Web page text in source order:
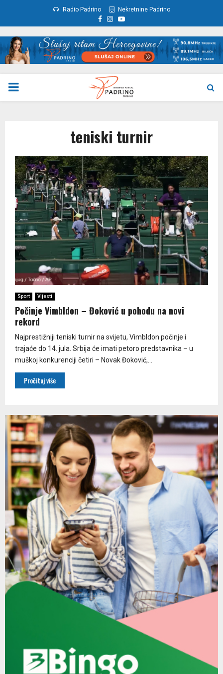
Radio Padrino Nekretnine Padrino
Facebook
Instagram
Youtube
PRIMARY
teniski turnir
Sport Vijesti
Počinje Vimbldon – Đoković u pohodu na novi
rekord
Najprestižniji teniski turnir na svijetu, Vimbldon počinje i
trajaće do 14. jula. Srbija će imati petoro predstavnika – u
muškoj konkurenciji četiri – Novak Đoković,...
Pročitaj više